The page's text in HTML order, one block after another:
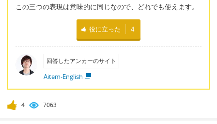
この三つの表現は意味的に同じなので、どれでも使えます。
役に立った 4
回答したアンカーのサイト
Aitem-English
4 7063